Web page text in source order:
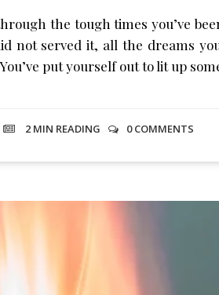
the tough times you’ve
not served it, all the dreams
put yourself out to lit up
2 MIN READING 0 COMMENTS